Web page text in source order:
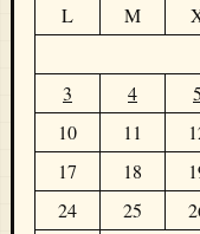
L
M
3
4 5
10
11
17
18
24
25